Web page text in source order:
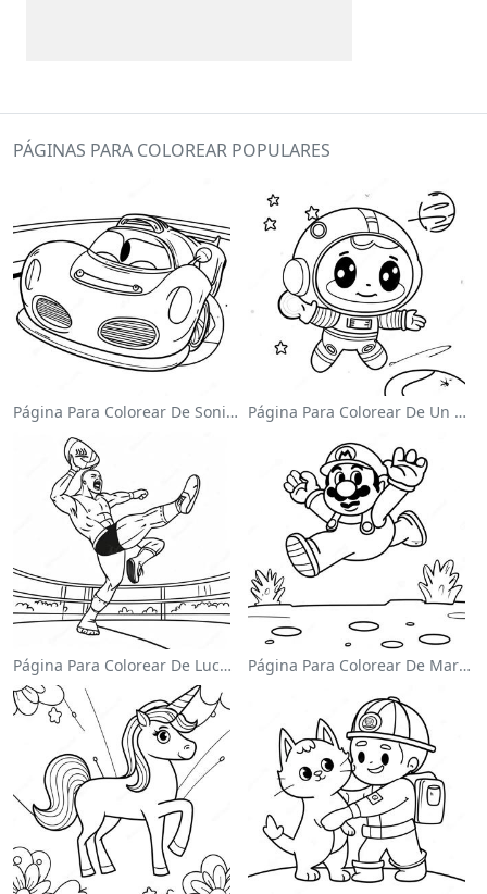
PÁGINAS PARA COLOREAR POPULARES
Página Para Colorear De Sonic El Velocista Página Para Colorear De Un Astronauta Lindo Flotando En El Espacio
Página Para Colorear De Luchador De Wwe Saltando Sobre Oponente Página Para Colorear De Mario Saltando Sobre Goombas